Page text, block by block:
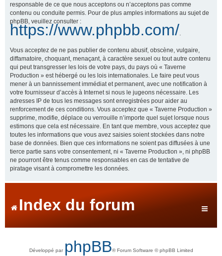
responsable de ce que nous acceptons ou n’acceptons pas comme
contenu ou conduite permis. Pour de plus amples informations au sujet de
phpBB, veuillez consulter :
https://www.phpbb.com/
Vous acceptez de ne pas publier de contenu abusif, obscène, vulgaire,
diffamatoire, choquant, menaçant, à caractère sexuel ou tout autre contenu
qui peut transgresser les lois de votre pays, du pays où « Taverne
Production » est hébergé ou les lois internationales. Le faire peut vous
mener à un bannissement immédiat et permanent, avec une notification à
votre fournisseur d’accès à Internet si nous le jugeons nécessaire. Les
adresses IP de tous les messages sont enregistrées pour aider au
renforcement de ces conditions. Vous acceptez que « Taverne Production »
supprime, modifie, déplace ou verrouille n’importe quel sujet lorsque nous
estimons que cela est nécessaire. En tant que membre, vous acceptez que
toutes les informations que vous avez saisies soient stockées dans notre
base de données. Bien que ces informations ne soient pas diffusées à une
tierce partie sans votre consentement, ni « Taverne Production », ni phpBB
ne pourront être tenus comme responsables en cas de tentative de
piratage visant à compromettre les données.
Index du forum
Développé par phpBB® Forum Software © phpBB Limited